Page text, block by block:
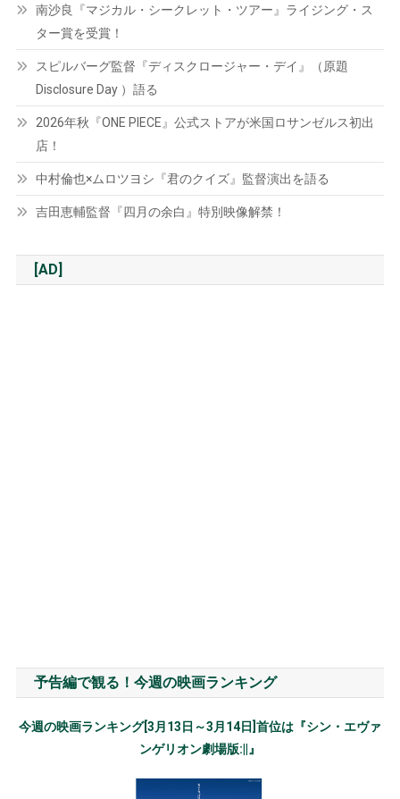
南沙良『マジカル・シークレット・ツアー』ライジング・ス
ター賞を受賞！
スピルバーグ監督『ディスクロージャー・デイ』（原題
Disclosure Day ）語る
2026年秋『ONE PIECE』公式ストアが米国ロサンゼルス初出
店！
中村倫也×ムロツヨシ『君のクイズ』監督演出を語る
吉田恵輔監督『四月の余白』特別映像解禁！
[AD]
予告編で観る！今週の映画ランキング
今週の映画ランキング[3月13日～3月14日]首位は『シン・エヴァ
ンゲリオン劇場版:||』